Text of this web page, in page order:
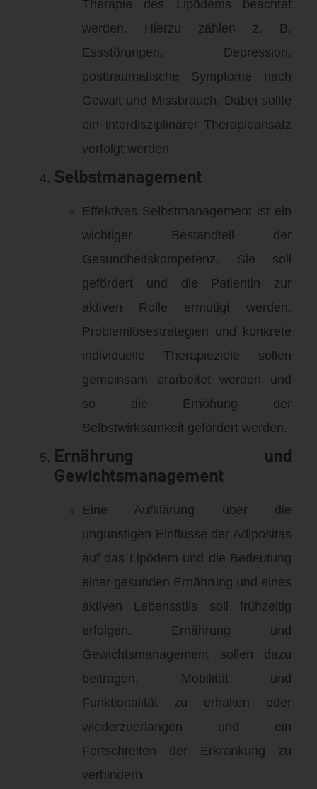
Therapie des Lipödems beachtet
werden. Hierzu zählen z. B.
Essstörungen, Depression,
posttraumatische Symptome nach
Gewalt und Missbrauch. Dabei sollte
ein interdisziplinärer Therapieansatz
verfolgt werden.
Selbstmanagement
Effektives Selbstmanagement ist ein
wichtiger Bestandteil der
Gesundheitskompetenz. Sie soll
gefördert und die Patientin zur
aktiven Rolle ermutigt werden.
Problemlösestrategien und konkrete
individuelle Therapieziele sollen
gemeinsam erarbeitet werden und
so die Erhöhung der
Selbstwirksamkeit gefördert werden.
Ernährung und
Gewichtsmanagement
Eine Aufklärung über die
ungünstigen Einflüsse der Adipositas
auf das Lipödem und die Bedeutung
einer gesunden Ernährung und eines
aktiven Lebensstils soll frühzeitig
erfolgen. Ernährung und
Gewichtsmanagement sollen dazu
beitragen, Mobilität und
Funktionalität zu erhalten oder
wiederzuerlangen und ein
Fortschreiten der Erkrankung zu
verhindern.